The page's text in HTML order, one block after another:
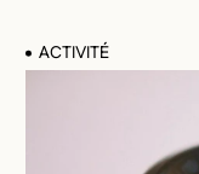
ACTIVITÉ